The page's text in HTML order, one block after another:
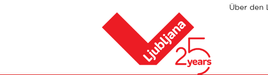
Über den